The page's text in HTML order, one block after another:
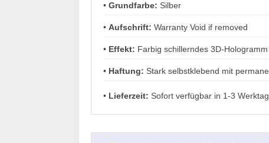
•Grundfarbe: Silber
•Aufschrift: Warranty Void if removed
• Effekt: Farbig schillerndes 3D-
• Haftung: Stark selbstklebend mit
• Lieferzeit: Sofort verfügbar in 1-3